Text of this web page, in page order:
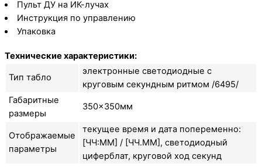
Пульт ДУ на ИК-лучах
Инструкция по управлению
Упаковка
Технические характеристики:
Тип табло
электронные светодиодные с
круговым секундным ритмом /6495/
Габаритные
размеры
350×350мм
Отображаемые
параметры
текущее время и дата попеременно:
[ЧЧ:ММ] / [ЧЧ.ММ], светодиодный
циферблат, круговой ход секунд